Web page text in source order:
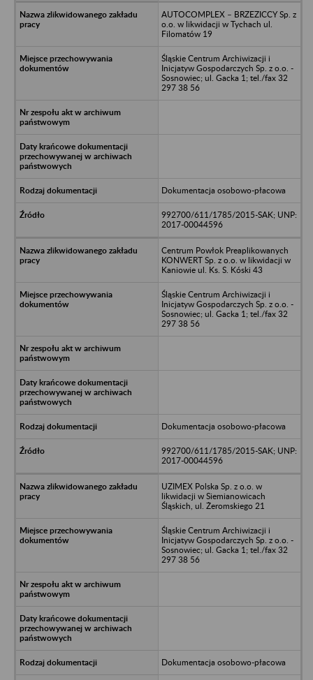
AUTOCOMPLEX – BRZEZICCY Sp. z
o.o. w likwidacji w Tychach ul.
Filomatów 19
Śląskie Centrum Archiwizacji i
Inicjatyw Gospodarczych Sp. z o.o. -
Sosnowiec; ul. Gacka 1; tel./fax 32
297 38 56
Dokumentacja osobowo-płacowa
992700/611/1785/2015-SAK; UNP:
2017-00044596
Centrum Powłok Preaplikowanych
KONWERT Sp. z o.o. w likwidacji w
Kaniowie ul. Ks. S. Kóski 43
Śląskie Centrum Archiwizacji i
Inicjatyw Gospodarczych Sp. z o.o. -
Sosnowiec; ul. Gacka 1; tel./fax 32
297 38 56
Dokumentacja osobowo-płacowa
992700/611/1785/2015-SAK; UNP:
2017-00044596
UZIMEX Polska Sp. z o.o. w
likwidacji w Siemianowicach
Śląskich, ul. Żeromskiego 21
Śląskie Centrum Archiwizacji i
Inicjatyw Gospodarczych Sp. z o.o. -
Sosnowiec; ul. Gacka 1; tel./fax 32
297 38 56
Dokumentacja osobowo-płacowa